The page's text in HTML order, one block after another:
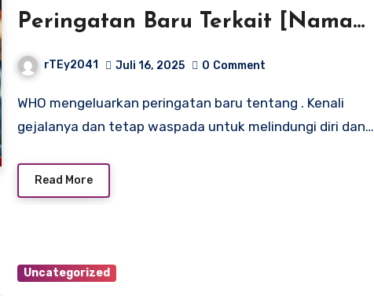
Peringatan Baru Terkait [Nama
Penyakit] – Simak Gejalanya
rTEy2041 Juli 16, 2025 0 Comment
WHO mengeluarkan peringatan baru tentang . Kenali
gejalanya dan tetap waspada untuk melindungi diri dan…
Read More
Uncategorized